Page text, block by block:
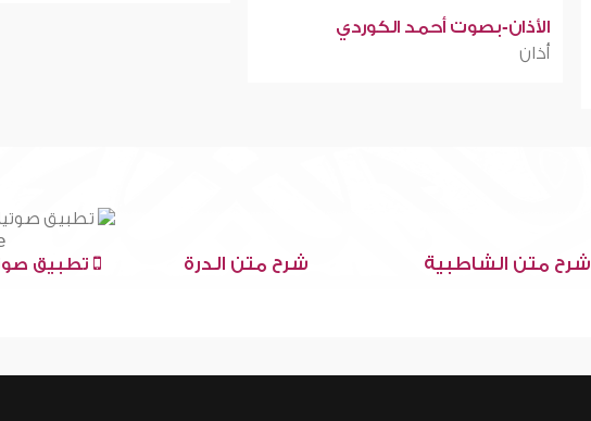
الأذان-بصوت أحمد الكوردي
أذان
شرح متن الشاطبية شرح متن الدرة تطبيق